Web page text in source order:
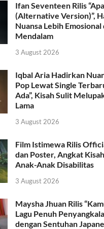
Ifan Seventeen Rilis
(Alternative Version)”,
Nuansa Lebih Emosional
Mendalam
3 August 2026
Iqbal Aria Hadirkan
Pop Lewat Single
Ada”, Kisah Sulit
Lama
3 August 2026
Film Istimewa Rilis
dan Poster, Angkat
Anak-Anak Disabilitas
3 August 2026
Maysha Jhuan Rilis
Lagu Penuh
dengan Sentuhan